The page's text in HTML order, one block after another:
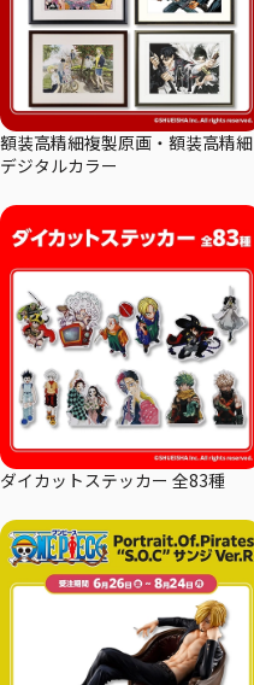
額装高精細複製原画・額装高精細
デジタルカラー
ダイカットステッカー 全83種